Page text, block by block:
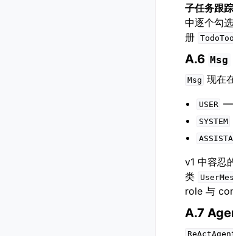
子任务跟踪
中逐个勾
册
A.6 Msg
Msg 现在
USER
SYSTEM
v1 中容忍
类
role 与
A.7